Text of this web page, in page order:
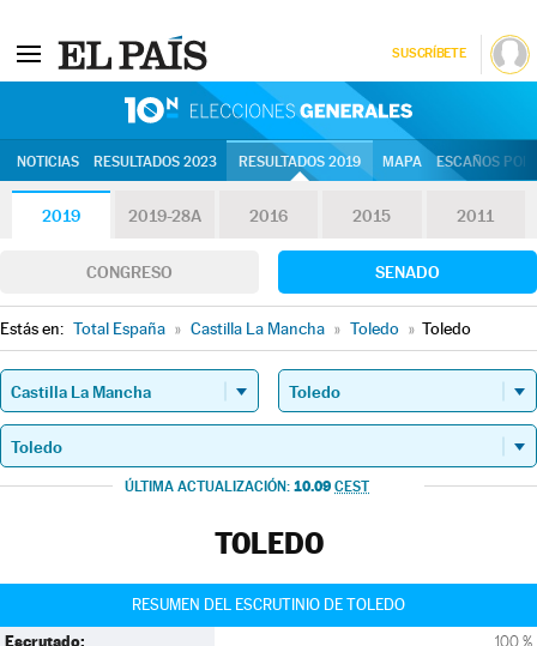
SUSCRÍBETE
NOTICIAS RESULTADOS 2023 RESULTADOS 2019 MAPA ESCAÑOS
2019 2019-28A 2016 2015 2011
CONGRESO SENADO
Estás en: Total España » Castilla La Mancha » Toledo » Toledo
ÚLTIMA ACTUALIZACIÓN: 10.09 CEST
TOLEDO
RESUMEN DEL ESCRUTINIO DE TOLEDO
Escrutado: 100 %